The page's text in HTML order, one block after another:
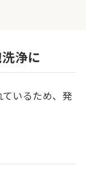
浄に
いるため、発